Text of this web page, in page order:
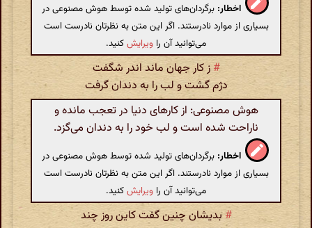
اخطار: برگردان‌های تولید شده توسط هوش مصنوعی در
بسیاری از موارد نادرستند. اگر این متن به نظرتان نادرست است
می‌توانید آن را ویرایشکنید.
# ز کار جهان ماند اندر شگفت
دژم گشت و لب را به دندان گرفت
هوش مصنوعی: از کارهای دنیا در تعجب مانده و
ناراحت شده است و لب خود را به دندان می‌گزد.
اخطار: برگردان‌های تولید شده توسط هوش مصنوعی در
بسیاری از موارد نادرستند. اگر این متن به نظرتان نادرست است
می‌توانید آن را ویرایشکنید.
# بدیشان چنین گفت کاین روز چند